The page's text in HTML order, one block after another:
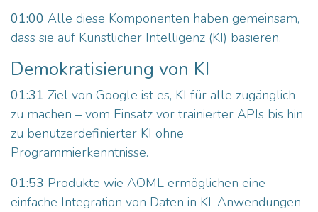
01:00 Alle diese Komponenten haben gemeinsam,
dass sie auf Künstlicher Intelligenz (KI) basieren.
Demokratisierung von KI
01:31 Ziel von Google ist es, KI für alle zugänglich
zu machen – vom Einsatz vor trainierter APIs bis hin
zu benutzerdefinierter KI ohne
Programmierkenntnisse.
01:53 Produkte wie AOML ermöglichen eine
einfache Integration von Daten in KI-Anwendungen